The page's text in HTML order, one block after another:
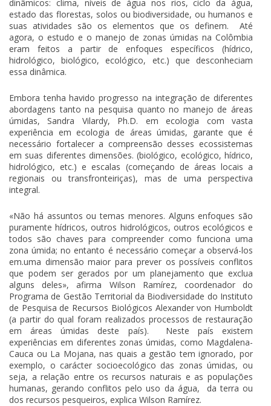
dinâmicos: clima, níveis de água nos rios, ciclo da água,
estado das florestas, solos ou biodiversidade, ou humanos e
suas atividades são os elementos que os definem. Até
agora, o estudo e o manejo de zonas úmidas na Colômbia
eram feitos a partir de enfoques específicos (hídrico,
hidrológico, biológico, ecológico, etc.) que desconheciam
essa dinâmica.
Embora tenha havido progresso na integração de diferentes
abordagens tanto na pesquisa quanto no manejo de áreas
úmidas, Sandra Vilardy, Ph.D. em ecologia com vasta
experiência em ecologia de áreas úmidas, garante que é
necessário fortalecer a compreensão desses ecossistemas
em suas diferentes dimensões. (biológico, ecológico, hídrico,
hidrológico, etc.) e escalas (começando de áreas locais a
regionais ou transfronteiriças), mas de uma perspectiva
integral.
«Não há assuntos ou temas menores. Alguns enfoques são
puramente hídricos, outros hidrológicos, outros ecológicos e
todos são chaves para compreender como funciona uma
zona úmida; no entanto é necessário começar a observá-los
em.uma dimensão maior para prever os possíveis conflitos
que podem ser gerados por um planejamento que exclua
alguns deles», afirma Wilson Ramírez, coordenador do
Programa de Gestão Territorial da Biodiversidade do Instituto
de Pesquisa de Recursos Biológicos Alexander von Humboldt
(a partir do qual foram realizados processos de restauração
em áreas úmidas deste país). Neste país existem
experiências em diferentes zonas úmidas, como Magdalena-
Cauca ou La Mojana, nas quais a gestão tem ignorado, por
exemplo, o carácter socioecológico das zonas úmidas, ou
seja, a relação entre os recursos naturais e as populações
humanas, gerando conflitos pelo uso da água, da terra ou
dos recursos pesqueiros, explica Wilson Ramírez.